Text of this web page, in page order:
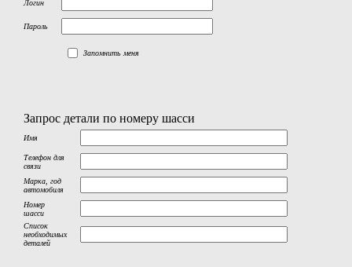
Логин
Пароль
Запомнить меня
Запрос детали по номеру шасси
Имя
Телефон для
связи
Марка, год
автомобиля
Номер
шасси
Список
необходимых
деталей